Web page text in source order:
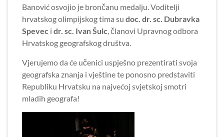
Banović osvojio je brončanu medalju. Voditelji
hrvatskog olimpijskog tima sudoc. dr. sc. Dubravka
Spevec idr. sc. Ivan Šulc, članovi Upravnog odbora
Hrvatskog geografskog društva.
Vjerujemo da će učenici uspješno prezentirati svoja
geografska znanja i vještine te ponosno predstaviti
Republiku Hrvatsku na najvećoj svjetskoj smotri
mladih geografa!